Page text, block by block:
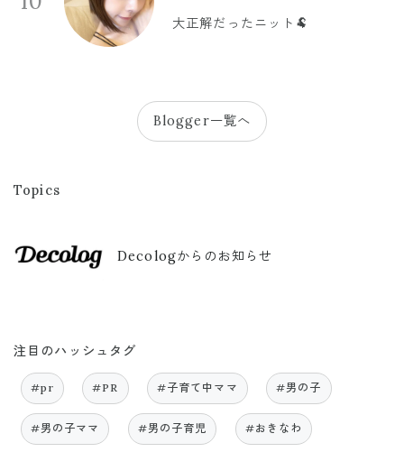
大正解だったニット🐏
Blogger一覧へ
Topics
Decologからのお知らせ
注目のハッシュタグ
#pr #PR #子育て中ママ #男の子
#男の子ママ #男の子育児 #おきなわ